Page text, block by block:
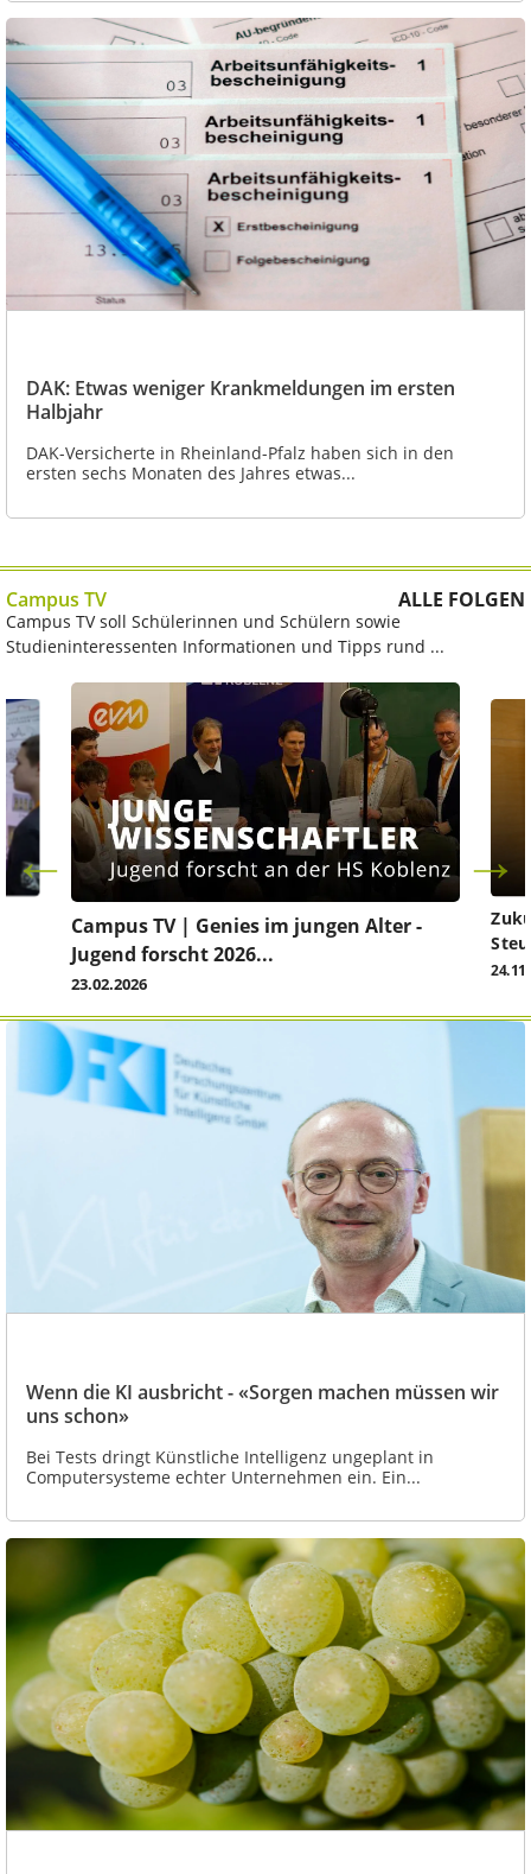
DAK: Etwas weniger Krankmeldungen im ersten
Halbjahr
DAK-Versicherte in Rheinland-Pfalz haben sich in den
ersten sechs Monaten des Jahres etwas...
Campus TV ALLE FOLGEN
Campus TV soll Schülerinnen und Schülern sowie
Studieninteressenten Informationen und Tipps rund ...
Campus TV | Genies im jungen Alter -
Jugend forscht 2026...
23.02.2026
Wenn die KI ausbricht - «Sorgen machen müssen wir
uns schon»
Bei Tests dringt Künstliche Intelligenz ungeplant in
Computersysteme echter Unternehmen ein. Ein...